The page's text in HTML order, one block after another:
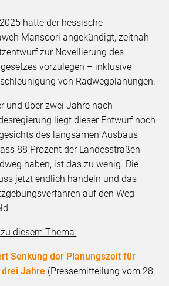
hatte der hessische
Mansoori angekündigt, zeitnah
zur Novellierung des
vorzulegen – inklusive
von Radwegplanungen.
und über zwei Jahre nach
liegt dieser Entwurf noch
des langsamen Ausbaus
88 Prozent der Landesstraßen
haben, ist das zu wenig. Die
jetzt endlich handeln und das
auf den Weg
diesem Thema:
Senkung der Planungszeit für
Jahre (Pressemitteilung vom 28.